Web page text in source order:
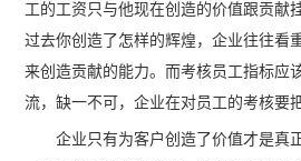
工的工资只与他现在创造的价值跟贡献
过去你创造了怎样的辉煌，企业往往看
来创造贡献的能力。而考核员工指标应
流，缺一不可，企业在对员工的考核要
企业只有为客户创造了价值才是真